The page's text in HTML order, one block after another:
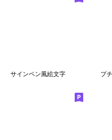
サインペン風絵文字